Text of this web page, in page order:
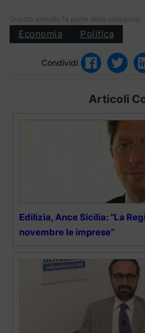
Questo articolo fa parte delle categorie:
Economia Politica
Condividi
Articoli
Edilizia, Ance Sicilia: “La
novembre le imprese”